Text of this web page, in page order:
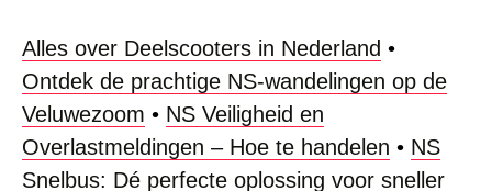
Alles over Deelscooters in Nederland •
Ontdek de prachtige NS-wandelingen op de
Veluwezoom • NS Veiligheid en
Overlastmeldingen – Hoe te handelen • NS
Snelbus: Dé perfecte oplossing voor sneller